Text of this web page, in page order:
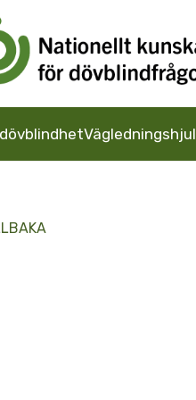
Vägledningshjul